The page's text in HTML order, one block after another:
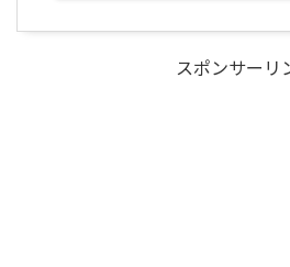
スポンサーリ